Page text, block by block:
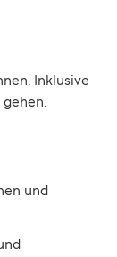
Inklusive
und